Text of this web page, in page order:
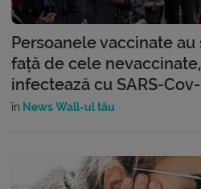
Persoanele vaccinate
față de cele
infectează cu SARS-
în News Wall-ul tău